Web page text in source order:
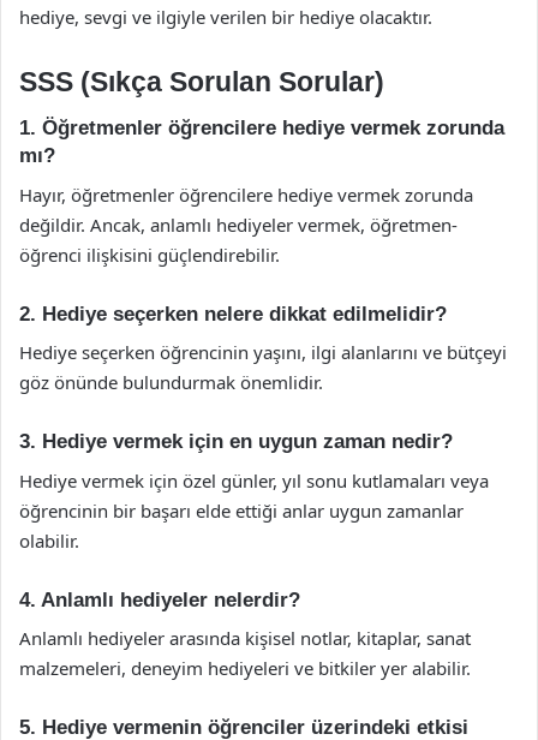
hediye, sevgi ve ilgiyle verilen bir hediye olacaktır.
SSS (Sıkça Sorulan Sorular)
1. Öğretmenler öğrencilere hediye vermek zorunda
mı?
Hayır, öğretmenler öğrencilere hediye vermek zorunda
değildir. Ancak, anlamlı hediyeler vermek, öğretmen-
öğrenci ilişkisini güçlendirebilir.
2. Hediye seçerken nelere dikkat edilmelidir?
Hediye seçerken öğrencinin yaşını, ilgi alanlarını ve bütçeyi
göz önünde bulundurmak önemlidir.
3. Hediye vermek için en uygun zaman nedir?
Hediye vermek için özel günler, yıl sonu kutlamaları veya
öğrencinin bir başarı elde ettiği anlar uygun zamanlar
olabilir.
4. Anlamlı hediyeler nelerdir?
Anlamlı hediyeler arasında kişisel notlar, kitaplar, sanat
malzemeleri, deneyim hediyeleri ve bitkiler yer alabilir.
5. Hediye vermenin öğrenciler üzerindeki etkisi